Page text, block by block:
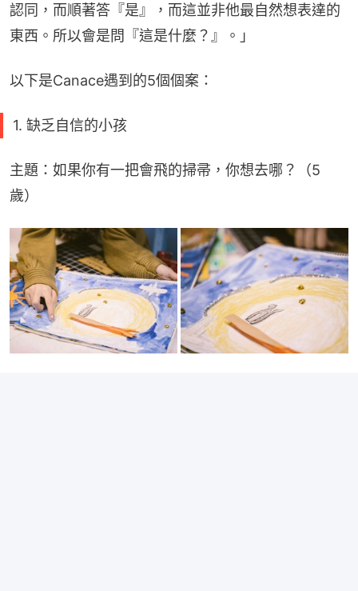
認同，而順著答『是』，而這並非他最自然想表達的
東西。所以會是問『這是什麼？』。」
以下是Canace遇到的5個個案：
1. 缺乏自信的小孩
主題：如果你有一把會飛的掃帚，你想去哪？（5
歲）